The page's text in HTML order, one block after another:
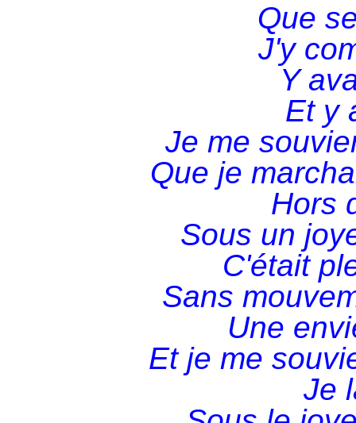
Que
J'y
Y
Et y
Je me
Que je
Hors
Sous un
C'était
Sans
Une
Et je me
Je